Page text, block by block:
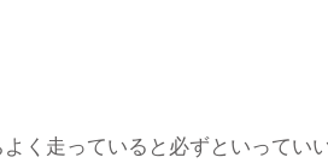
く走っていると必ずといってい